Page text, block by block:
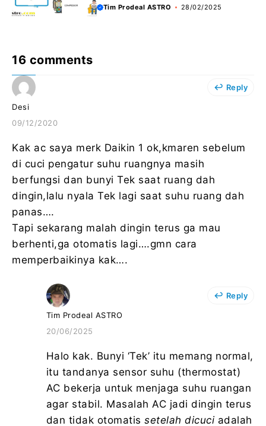
Tim Prodeal ASTRO 28/02/2025
16 comments
Desi
09/12/2020
Kak ac saya merk Daikin 1 ok,kmaren sebelum
di cuci pengatur suhu ruangnya masih
berfungsi dan bunyi Tek saat ruang dah
dingin,lalu nyala Tek lagi saat suhu ruang dah
panas….
Tapi sekarang malah dingin terus ga mau
berhenti,ga otomatis lagi….gmn cara
memperbaikinya kak….
Reply
Tim Prodeal ASTRO
20/06/2025
Halo kak. Bunyi ‘Tek’ itu memang normal,
itu tandanya sensor suhu (thermostat)
AC bekerja untuk menjaga suhu ruangan
agar stabil. Masalah AC jadi dingin terus
dan tidak otomatis setelah dicuciadalah
Reply